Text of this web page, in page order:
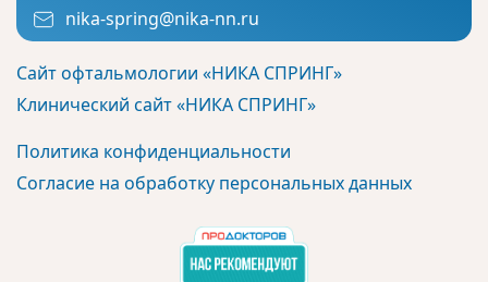
nika-spring@nika-nn.ru
Сайт офтальмологии «НИКА СПРИНГ»
Клинический сайт «НИКА СПРИНГ»
Политика конфиденциальности
Согласие на обработку персональных данных